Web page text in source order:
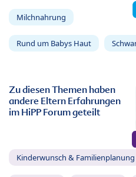
Milchnahrung
Rund um Babys Haut
Zu diesen Themen haben
andere Eltern Erfahrungen
im HiPP Forum geteilt
Kinderwunsch & Familienplanung